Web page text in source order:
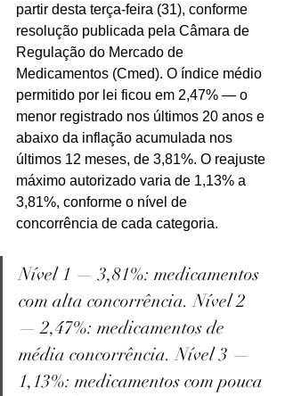
partir desta terça-feira (31), conforme
resolução publicada pela Câmara de
Regulação do Mercado de
Medicamentos (Cmed). O índice médio
permitido por lei ficou em 2,47% — o
menor registrado nos últimos 20 anos e
abaixo da inflação acumulada nos
últimos 12 meses, de 3,81%. O reajuste
máximo autorizado varia de 1,13% a
3,81%, conforme o nível de
concorrência de cada categoria.
Nível 1 — 3,81%: medicamentos
com alta concorrência. Nível 2
— 2,47%: medicamentos de
média concorrência. Nível 3 —
1,13%: medicamentos com pouca